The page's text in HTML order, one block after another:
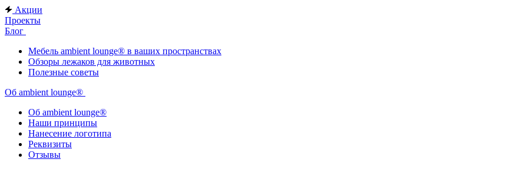
Акции
Проекты
Блог
Мебель ambient lounge® в ваших пространствах
Обзоры лежаков для животных
Полезные советы
Об ambient lounge®
Oб ambient lounge®
Наши принципы
Нанесение логотипа
Реквизиты
Отзывы